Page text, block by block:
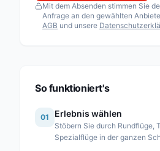
Fuchs Helikopter AG
Heli Sitterdorf AG / Heli
Heli-TV SA
Linth Air Service AG
Mountain Flyers 80 Ltd
Mit dem Absenden stimmen Sie
Anfrage an den gewählten
AGB und unsere
So funktioniert's
01 Erlebnis wählen
Stöbern Sie durch Rundflüge,
Spezialflüge in der ganzen